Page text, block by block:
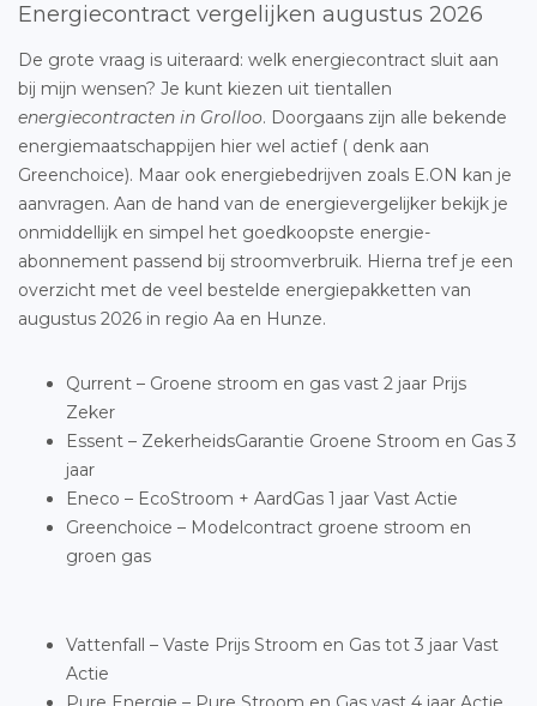
Energiecontract vergelijken augustus 2026
De grote vraag is uiteraard: welk energiecontract sluit aan
bij mijn wensen? Je kunt kiezen uit tientallen
energiecontracten in Grolloo. Doorgaans zijn alle bekende
energiemaatschappijen hier wel actief ( denk aan
Greenchoice). Maar ook energiebedrijven zoals E.ON kan je
aanvragen. Aan de hand van de energievergelijker bekijk je
onmiddellijk en simpel het goedkoopste energie-
abonnement passend bij stroomverbruik. Hierna tref je een
overzicht met de veel bestelde energiepakketten van
augustus 2026 in regio Aa en Hunze.
Qurrent – Groene stroom en gas vast 2 jaar Prijs
Zeker
Essent – ZekerheidsGarantie Groene Stroom en Gas 3
jaar
Eneco – EcoStroom + AardGas 1 jaar Vast Actie
Greenchoice – Modelcontract groene stroom en
groen gas
Vattenfall – Vaste Prijs Stroom en Gas tot 3 jaar Vast
Actie